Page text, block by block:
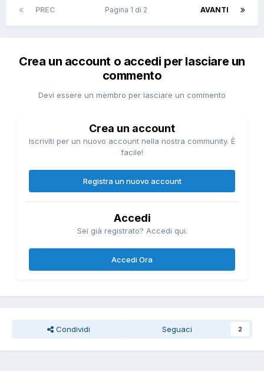
PREC AVANTI
Pagina 1 di 2
Crea un account o accedi per lasciare un
commento
Devi essere un membro per lasciare un commento
Crea un account
Iscriviti per un nuovo account nella nostra community. È
facile!
Registra un nuovo account
Accedi
Sei già registrato? Accedi qui.
Accedi Ora
Condividi Seguaci 2